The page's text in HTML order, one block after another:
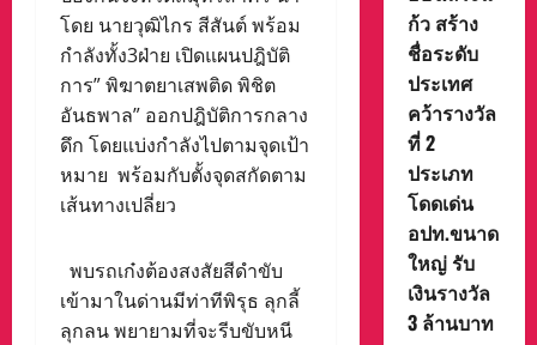
โดย นายวุฒิไกร สีสันต์ พร้อม
กำลังทั้ง3ฝ่าย เปิดแผนปฎิบัติ
การ” พิฆาตยาเสพติด พิชิต
อันธพาล” ออกปฎิบัติการกลาง
ดึก โดยแบ่งกำลังไปตามจุดเป้า
หมาย พร้อมกับตั้งจุดสกัดตาม
เส้นทางเปลี่ยว
พบรถเก๋งต้องสงสัยสีดำขับ
เข้ามาในด่านมีท่าทีพิรุธ ลุกลี้
ลุกลน พยายามที่จะรีบขับหนี
ก้ว สร้าง
ชื่อระดับ
ประเทศ
คว้ารางวัล
ที่ 2
ประเภท
โดดเด่น
อปท.ขนาด
ใหญ่ รับ
เงินรางวัล
3 ล้านบาท